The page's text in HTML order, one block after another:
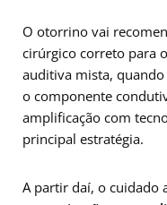
O otorrino vai
cirúrgico correto para
auditiva mista, quando
o componente
amplificação com
principal estratégia.
A partir daí, o cuidado